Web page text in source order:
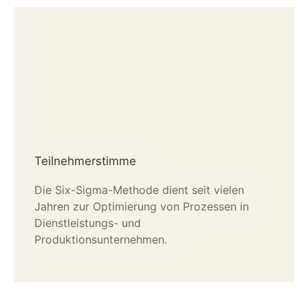
Teilnehmerstimme
Die Six-Sigma-Methode dient seit vielen
Jahren zur Optimierung von Prozessen in
Dienstleistungs- und
Produktionsunternehmen.